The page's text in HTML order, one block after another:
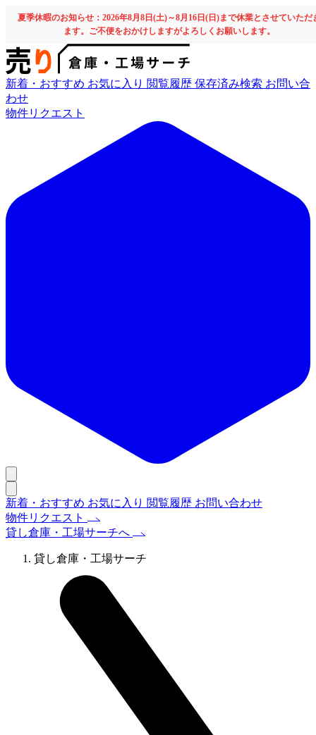
夏季休暇のお知らせ：2026年8月8日(土)～8月16日(日)まで休業とさせていただ
ます。ご不便をおかけしますがよろしくお願いします。
新着・おすすめ お気に入り 閲覧履歴 保存済み検索 お問い合
わせ
物件リクエスト
新着・おすすめ お気に入り 閲覧履歴 お問い合わせ
物件リクエスト
貸し倉庫・工場サーチへ
貸し倉庫・工場サーチ